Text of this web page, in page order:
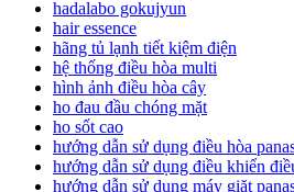
hadalabo gokujyun
hair essence
hãng tủ lạnh tiết kiệm điện
hệ thống điều hòa multi
hình ảnh điều hòa cây
ho đau đầu chóng mặt
ho sốt cao
hướng dẫn sử dụng điều hòa
hướng dẫn sử dụng điều khiển
hướng dẫn sử dụng máy giặt